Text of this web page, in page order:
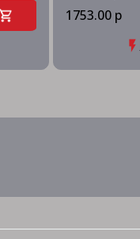
1753.00 р